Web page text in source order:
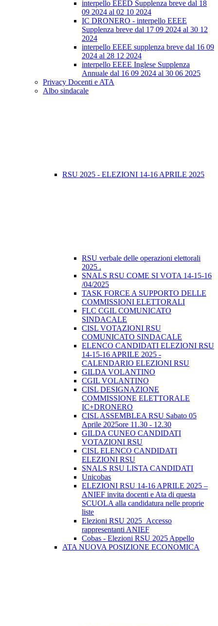
interpello EEED Supplenza breve dal 18
09 2024 al 02 10 2024
IC DRONERO - interpello EEEE
Supplenza breve dal 17 09 2024 al 30 12
2024
interpello EEEE supplenza breve dal 16 09
2024 al 28 12 2024
interpello EEEE Inglese Supplenza
Annuale dal 16 09 2024 al 30 06 2025
Privacy Docenti e ATA
Albo sindacale
RSU 2025 - ELEZIONI 14-16 APRILE 2025
RSU verbale delle operazioni elettorali
2025 .
SNALS RSU COME SI VOTA 14-15-16
/04/2025
TASK FORCE A SUPPORTO DELLE
COMMISSIONI ELETTORALI
FLC CGIL COMUNICATO
SINDACALE
CISL VOTAZIONI RSU
COMUNICATO SINDACALE
ELENCO CANDIDATI ELEZIONI RSU
14-15-16 APRILE 2025 -
CALENDARIO ELEZIONI RSU
GILDA VOLANTINO
CGIL VOLANTINO
CISL DESIGNAZIONE
COMMISSIONE ELETTORALE
IC+DRONERO
CISL ASSEMBLEA RSU Sabato 05
Aprile 2025ore 11.30 - 12.30
GILDA CUNEO CANDIDATI
VOTAZIONI RSU
CISL ELENCO CANDIDATI
ELEZIONI RSU
SNALS RSU LISTA CANDIDATI
Unicobas
ELEZIONI RSU 14-16 APRILE 2025 –
ANIEF invita docenti e Ata di questa
SCUOLA alla candidatura nelle proprie
liste
Elezioni RSU 2025_Accesso
rappresentanti ANIEF
Cobas - Elezioni RSU 2025 Appello
ATA NUOVA POSIZIONE ECONOMICA